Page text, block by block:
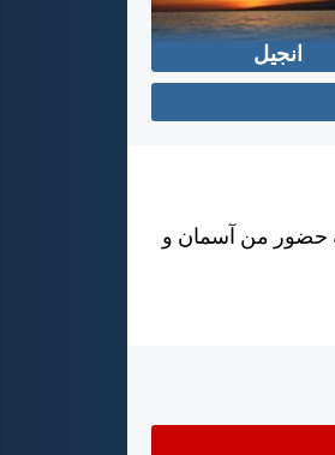
انجیل
حضور من آسمان و